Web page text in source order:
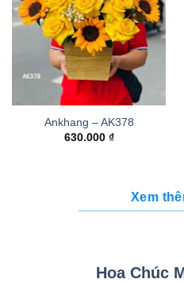
Ankhang – AK378
630.000 ₫
Xem
Hoa Chúc